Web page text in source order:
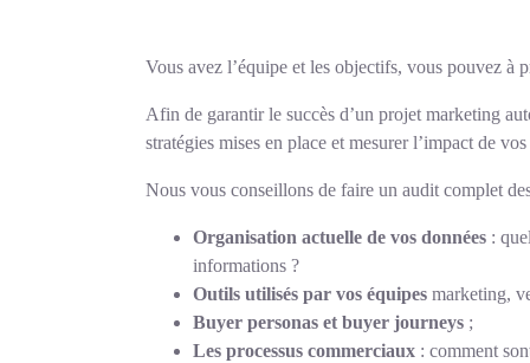
Vous avez l’équipe et les objectifs, vous pouvez à
Afin de garantir le succès d’un projet marketing
stratégies mises en place et mesurer l’impact de
Nous vous conseillons de faire un audit complet
Organisation actuelle de vos données :
informations ?
Outils utilisés par vos équipes marketing,
Buyer personas et buyer journeys ;
Les processus commerciaux : comment